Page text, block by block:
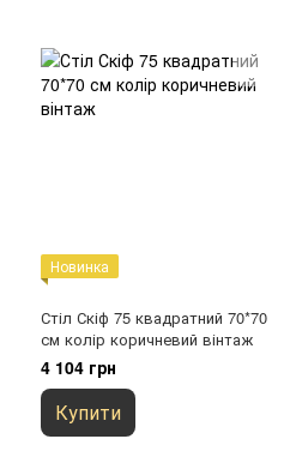
Новинка
Стіл Скіф 75 квадратний 70*70
см колір коричневий вінтаж
4 104 грн
Купити